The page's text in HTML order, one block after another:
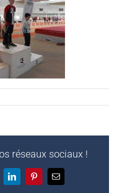
réseaux sociaux !
LinkedInPinterestEmail